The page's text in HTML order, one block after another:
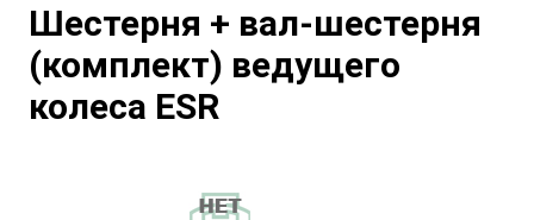
Шестерня + вал-шестерня
(комплект) ведущего
колеса ESR